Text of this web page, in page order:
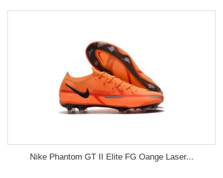
Nike Phantom GT II Elite FG Oange Laser...